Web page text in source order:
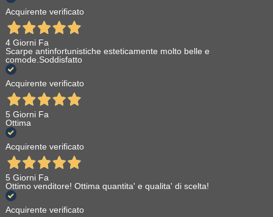
Acquirente verificato
4 Giorni Fa
Scarpe antinfortunistiche esteticamente molto belle e
comode.Soddisfatto
Acquirente verificato
5 Giorni Fa
Ottima
Acquirente verificato
5 Giorni Fa
Ottimo venditore! Ottima quantita' e qualita' di scelta!
Acquirente verificato